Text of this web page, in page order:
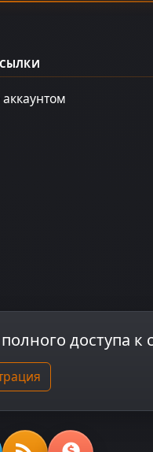
доступа к